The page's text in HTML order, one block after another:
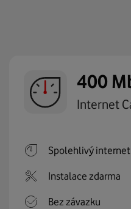
400
Internet
Spolehlivý
Instalace zdarma
Bez závazku